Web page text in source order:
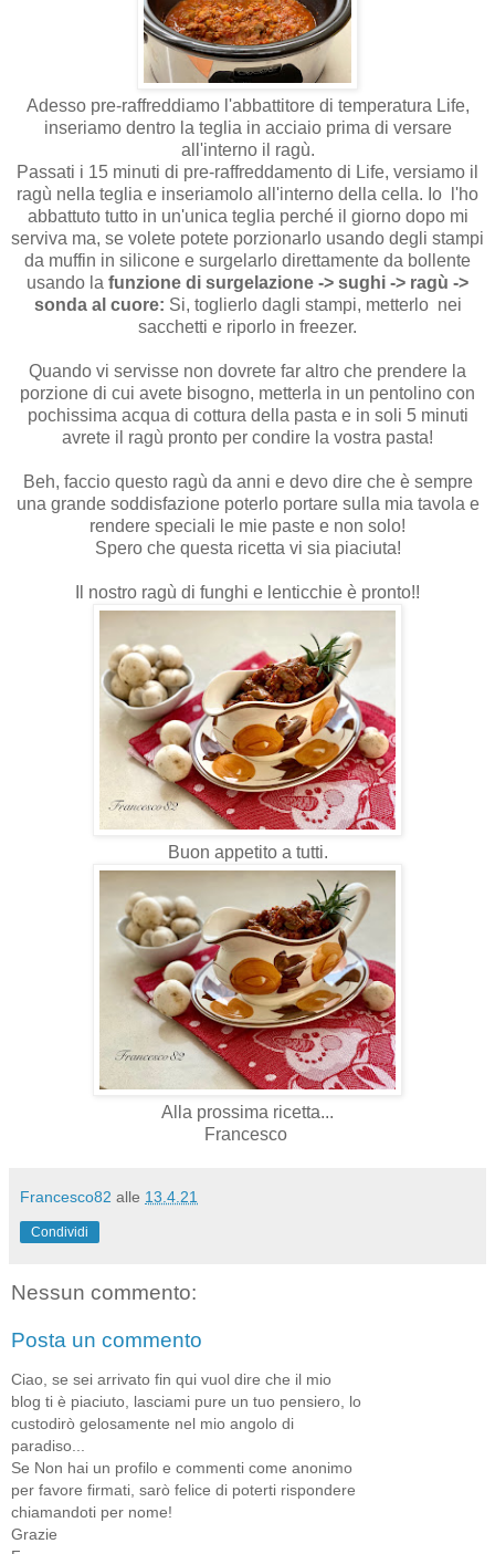
Adesso pre-raffreddiamo l'abbattitore di temperatura Life,
inseriamo dentro la teglia in acciaio prima di versare
all'interno il ragù.
Passati i 15 minuti di pre-raffreddamento di Life, versiamo il
ragù nella teglia e inseriamolo all'interno della cella. Io l'ho
abbattuto tutto in un'unica teglia perché il giorno dopo mi
serviva ma, se volete potete porzionarlo usando degli stampi
da muffin in silicone e surgelarlo direttamente da bollente
usando la funzione di surgelazione -> sughi -> ragù ->
sonda al cuore: Si, toglierlo dagli stampi, metterlo nei
sacchetti e riporlo in freezer.
Quando vi servisse non dovrete far altro che prendere la
porzione di cui avete bisogno, metterla in un pentolino con
pochissima acqua di cottura della pasta e in soli 5 minuti
avrete il ragù pronto per condire la vostra pasta!
Beh, faccio questo ragù da anni e devo dire che è sempre
una grande soddisfazione poterlo portare sulla mia tavola e
rendere speciali le mie paste e non solo!
Spero che questa ricetta vi sia piaciuta!
Il nostro ragù di funghi e lenticchie è pronto!!
Buon appetito a tutti.
Alla prossima ricetta...
Francesco
Francesco82 alle 13.4.21
Condividi
Nessun commento:
Posta un commento
Ciao, se sei arrivato fin qui vuol dire che il mio
blog ti è piaciuto, lasciami pure un tuo pensiero, lo
custodirò gelosamente nel mio angolo di
paradiso...
Se Non hai un profilo e commenti come anonimo
per favore firmati, sarò felice di poterti rispondere
chiamandoti per nome!
Grazie